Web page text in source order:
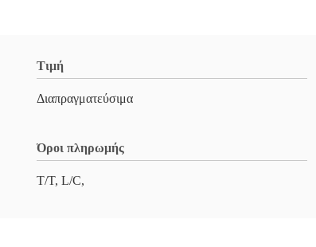
Τιμή
Διαπραγματεύσιμα
Όροι πληρωμής
T/T, L/C,